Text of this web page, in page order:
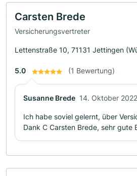
Carsten Brede
Versicherungsvertreter
Lettenstraße 10, 71131 Jettingen
5.0 (1 Bewertung)
Susanne Brede 14. Oktober 2022
Ich habe soviel gelernt, über
Dank C Carsten Brede, sehr gute